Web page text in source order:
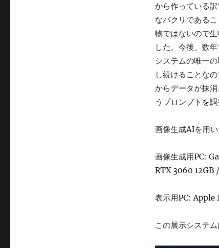
から作っている
なパクリである
物ではないので
した。今後、数
システムの唯一
し続けることな
からデータが抹
うプロンプトを
画像生成AIを用
画像生成用PC:
RTX 3060 12GB
表示用PC:
この展示システ